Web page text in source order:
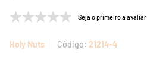
Seja o primeiro a avaliar
Holy Nuts 21214-4